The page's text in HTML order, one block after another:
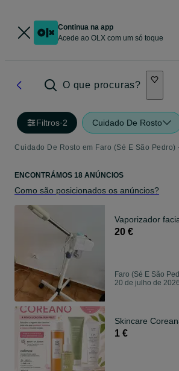
Continua na app
Acede ao OLX com um só toque
O que procuras?
Filtros·2 Cuidado De Rosto
ENCONTRÁMOS 18 ANÚNCIOS
Como são posicionados os anúncios?
20 €
Faro (Sé E São
20 de julho de 2026
Skincare
1 €